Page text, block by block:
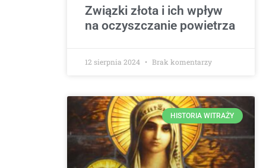
Związki złota i ich wpływ
na oczyszczanie powietrza
12 sierpnia 2024 Brak komentarzy
HISTORIA WITRAŻY